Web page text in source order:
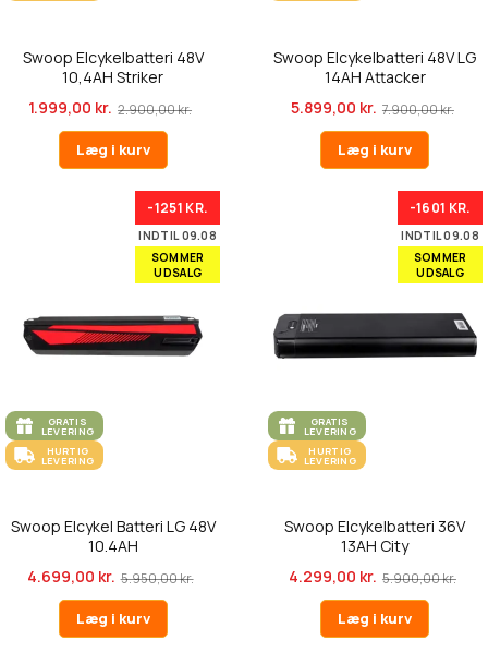
Swoop Elcykelbatteri 48V
10,4AH Striker
1.999,00 kr. 2.900,00 kr.
Læg i kurv
Swoop Elcykelbatteri 48V LG
14AH Attacker
5.899,00 kr. 7.900,00 kr.
Læg i kurv
-1251 KR.
INDTIL 09.08
SOMMER
UDSALG
GRATIS
LEVERING
HURTIG
LEVERING
Swoop Elcykel Batteri LG 48V
10.4AH
4.699,00 kr. 5.950,00 kr.
Læg i kurv
-1601 KR.
INDTIL 09.08
SOMMER
UDSALG
GRATIS
LEVERING
HURTIG
LEVERING
Swoop Elcykelbatteri 36V
13AH City
4.299,00 kr. 5.900,00 kr.
Læg i kurv